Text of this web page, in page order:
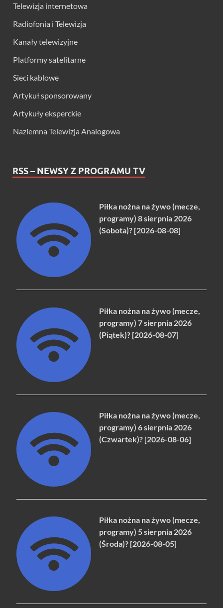
Telewizja internetowa
Radiofonia i Telewizja
Kanały telewizyjne
Platformy satelitarne
Sieci kablowe
Artykuł sponsorowany
Artykuły eksperckie
Naziemna Telewizja Analogowa
RSS – NEWSY Z PROGRAMU TV
Piłka nożna na żywo (mecze,
programy) 8 sierpnia 2026
(Sobota)? [2026-08-08]
Piłka nożna na żywo (mecze,
programy) 7 sierpnia 2026
(Piątek)? [2026-08-07]
Piłka nożna na żywo (mecze,
programy) 6 sierpnia 2026
(Czwartek)? [2026-08-06]
Piłka nożna na żywo (mecze,
programy) 5 sierpnia 2026
(Środa)? [2026-08-05]